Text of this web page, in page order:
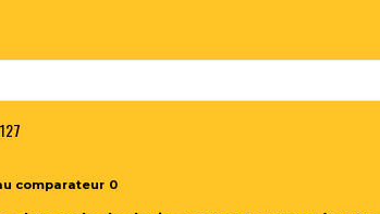
comparateur 0